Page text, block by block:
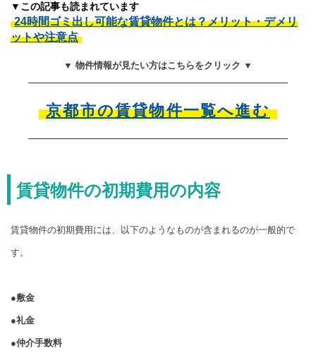
▼この記事も読まれています
24時間ゴミ出し可能な賃貸物件とは？メリット・デメリ
ットや注意点
▼ 物件情報が見たい方はこちらをクリック ▼
京都市の賃貸物件一覧へ進む
賃貸物件の初期費用の内容
賃貸物件の初期費用には、以下のようなものが含まれるのが一般的で
す。
●敷金
●礼金
●仲介手数料